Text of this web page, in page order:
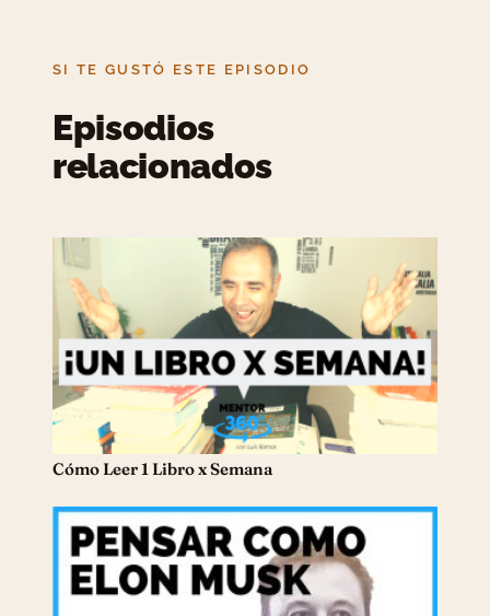
SI TE GUSTÓ ESTE EPISODIO
Episodios
relacionados
Cómo Leer 1 Libro x Semana